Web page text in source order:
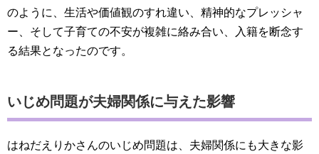
のように、生活や価値観のすれ違い、精神的なプレッシャ
ー、そして子育ての不安が複雑に絡み合い、入籍を断念す
る結果となったのです。
いじめ問題が夫婦関係に与えた影響
はねだえりかさんのいじめ問題は、夫婦関係にも大きな影